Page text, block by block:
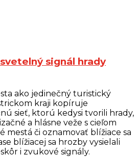
signál hrady
ako jedinečný turistický
kraji kopíruje
sieť, ktorú kedysi tvorili hrady,
a hlásne veže s cieľom
mestá či oznamovať blížiace sa
blížiacej sa hrozby vysielali
i zvukové signály.